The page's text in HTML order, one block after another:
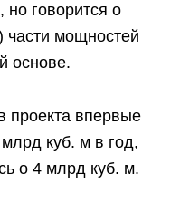
но говорится о
части мощностей
основе.
проекта впервые
куб. м в год,
о 4 млрд куб. м.